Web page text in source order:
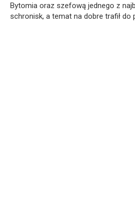
Bytomia oraz szefową jednego z
schronisk, a temat na dobre trafił do